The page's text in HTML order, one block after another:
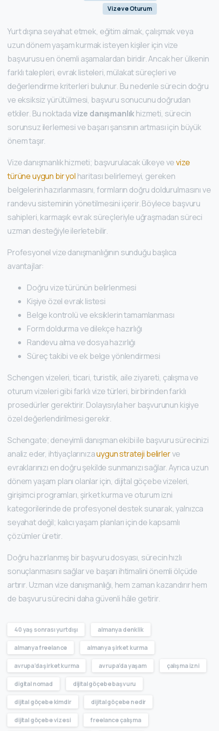
Vize ve Oturum
Yurt dışına seyahat etmek, eğitim almak, çalışmak veya
uzun dönem yaşam kurmak isteyen kişiler için vize
başvurusu en önemli aşamalardan biridir. Ancak her ülkenin
farklı talepleri, evrak listeleri, mülakat süreçleri ve
değerlendirme kriterleri bulunur. Bu nedenle sürecin doğru
ve eksiksiz yürütülmesi, başvuru sonucunu doğrudan
etkiler. Bu noktadavize danışmanlıkhizmeti, sürecin
sorunsuz ilerlemesi ve başarı şansının artması için büyük
önem taşır.
Vize danışmanlık hizmeti; başvurulacak ülkeye vevize
türüne uygun bir yol haritası belirlemeyi, gereken
belgelerin hazırlanmasını, formların doğru doldurulmasını ve
randevu sisteminin yönetilmesini içerir. Böylece başvuru
sahipleri, karmaşık evrak süreçleriyle uğraşmadan süreci
uzman desteğiyle ilerletebilir.
Profesyonel vize danışmanlığının sunduğu başlıca
avantajlar:
Doğru vize türünün belirlenmesi
Kişiye özel evrak listesi
Belge kontrolü ve eksiklerin tamamlanması
Form doldurma ve dilekçe hazırlığı
Randevu alma ve dosya hazırlığı
Süreç takibi ve ek belge yönlendirmesi
Schengen vizeleri, ticari, turistik, aile ziyareti, çalışma ve
oturum vizeleri gibi farklı vize türleri, birbirinden farklı
prosedürler gerektirir. Dolayısıyla her başvurunun kişiye
özel değerlendirilmesi gerekir.
Schengate; deneyimli danışman ekibi ile başvuru sürecinizi
analiz eder, ihtiyaçlarınızauygun strateji belirlerve
evraklarınızı en doğru şekilde sunmanızı sağlar. Ayrıca uzun
dönem yaşam planı olanlar için, dijital göçebe vizeleri,
girişimci programları, şirket kurma ve oturum izni
kategorilerinde de profesyonel destek sunarak, yalnızca
seyahat değil; kalıcı yaşam planları için de kapsamlı
çözümler üretir.
Doğru hazırlanmış bir başvuru dosyası, sürecin hızlı
sonuçlanmasını sağlar ve başarı ihtimalini önemli ölçüde
artırır. Uzman vize danışmanlığı, hem zaman kazandırır hem
de başvuru sürecini daha güvenli hâle getirir.
40 yaş sonrası yurtdışı almanya denklik
almanya freelance almanya şirket kurma
avrupa’da şirket kurma avrupa’da yaşam çalışma izni
digital nomad dijital göçebe başvuru
dijital göçebe kimdir dijital göçebe nedir
dijital göçebe vizesi freelance çalışma